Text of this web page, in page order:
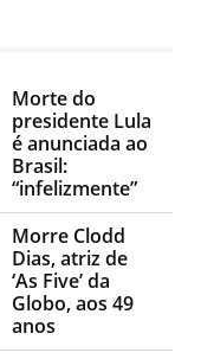
Morte do
presidente Lula
é anunciada ao
Brasil:
“infelizmente”
Morre Clodd
Dias, atriz de
‘As Five’ da
Globo, aos 49
anos